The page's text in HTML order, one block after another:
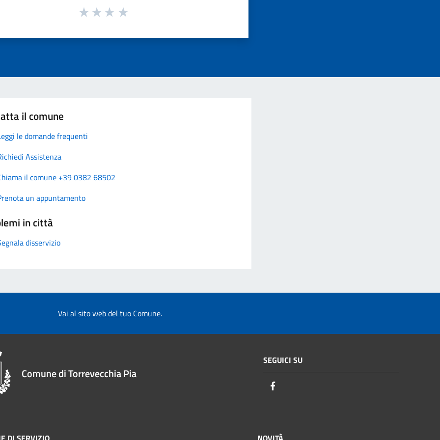
il comune
le domande frequenti
Assistenza
il comune +39 0382 68502
un appuntamento
in città
disservizio
Vai al sito web del tuo Comune.
Comune di Torrevecchia Pia
SEGUICI SU